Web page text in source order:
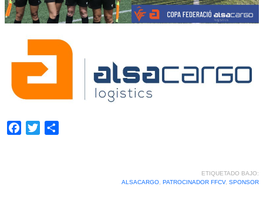
Facebook
Twitter
ETIQUETADO BAJO:
ALSACARGO, PATROCINADOR FFCV, SPONSOR